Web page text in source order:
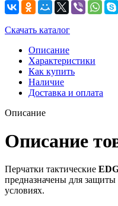
Скачать каталог
Описание
Характеристики
Как купить
Наличие
Доставка и оплата
Описание
Описание
Перчатки тактические
предназначены для
условиях.